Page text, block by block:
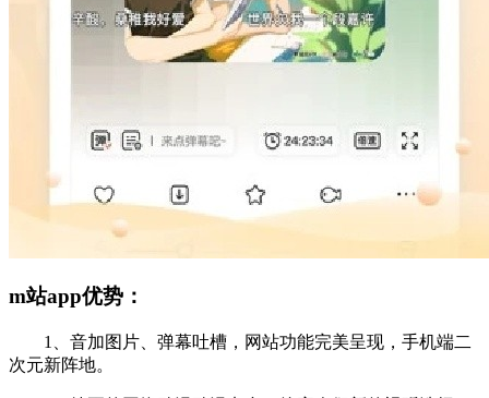
m站app优势：
1、音加图片、弹幕吐槽，网站功能完美呈现，手机端二
次元新阵地。